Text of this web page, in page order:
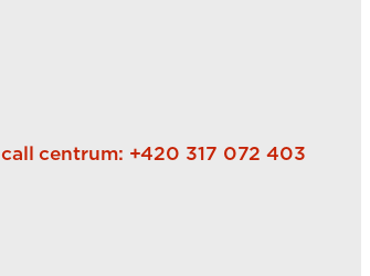
call centrum: +420 317 072 403